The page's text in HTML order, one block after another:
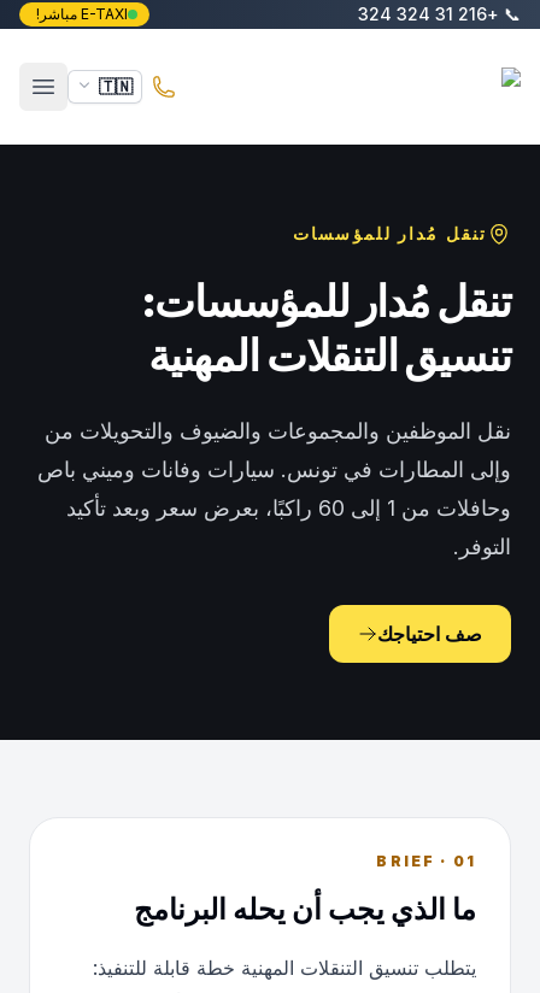
تخطَّ إلى المحتوى الرئيسي
📞
+216 31 324 324 E-TAXI مباشر!
🇹🇳
فتح
تنقل مُدار للمؤسسات
تنقل مُدار للمؤسسات:
تنسيق التنقلات المهنية
نقل الموظفين والمجموعات والضيوف والتحويلات من
وإلى المطارات في تونس. سيارات وفانات وميني باص
وحافلات من 1 إلى 60 راكبًا، بعرض سعر وبعد تأكيد
التوفر.
صف احتياجك
01 · BRIEF
ما الذي يجب أن يحله البرنامج
يتطلب تنسيق التنقلات المهنية خطة قابلة للتنفيذ: